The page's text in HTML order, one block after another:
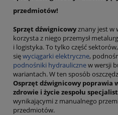
przedmiotów!
Sprzęt dźwignicowyznany jest w
korzysta z niego przemysł
i logistyka. To tylko część
sięwyciągarki elektryczne,
podnośniki hydraulicznew wersji
wariantach. W ten sposób
Osprzęt dźwignicowy poprawia
zdrowie i życie zespołu
wynikającymi z manualnego
przedmiotów.